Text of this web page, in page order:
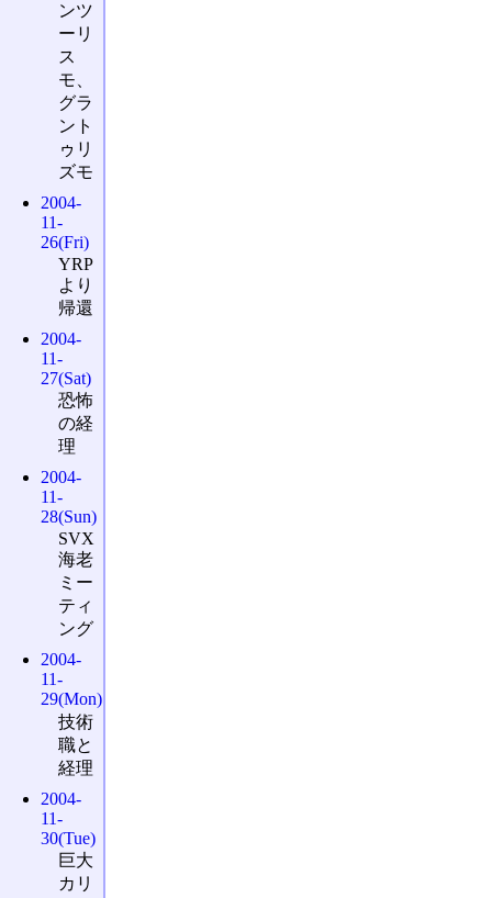
ンツ
ーリ
ス
モ、
グラ
ント
ゥリ
ズモ
2004-
11-
26(Fri)
YRP
より
帰還
2004-
11-
27(Sat)
恐怖
の経
理
2004-
11-
28(Sun)
SVX
海老
ミー
ティ
ング
2004-
11-
29(Mon)
技術
職と
経理
2004-
11-
30(Tue)
巨大
カリ